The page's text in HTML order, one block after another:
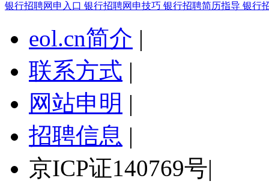
银行招聘网申入口 银行招聘网申技巧 银行招聘简历指导 银行
eol.cn简介 |
联系方式 |
网站申明 |
招聘信息 |
京ICP证140769号|